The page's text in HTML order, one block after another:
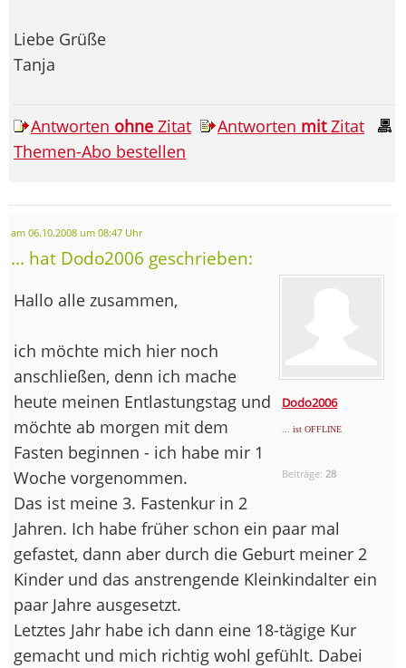
Liebe Grüße
Tanja
Antworten ohne Zitat Antworten mitZitat
Themen-Abo bestellen
am 06.10.2008 um 08:47 Uhr
... hat Dodo2006 geschrieben:
Dodo2006
... ist OFFLINE
Beiträge: 28
Hallo alle zusammen,
ich möchte mich hier noch
anschließen, denn ich mache
heute meinen Entlastungstag und
möchte ab morgen mit dem
Fasten beginnen - ich habe mir 1
Woche vorgenommen.
Das ist meine 3. Fastenkur in 2
Jahren. Ich habe früher schon ein paar mal
gefastet, dann aber durch die Geburt meiner 2
Kinder und das anstrengende Kleinkindalter ein
paar Jahre ausgesetzt.
Letztes Jahr habe ich dann eine 18-tägige Kur
gemacht und mich richtig wohl gefühlt. Dabei